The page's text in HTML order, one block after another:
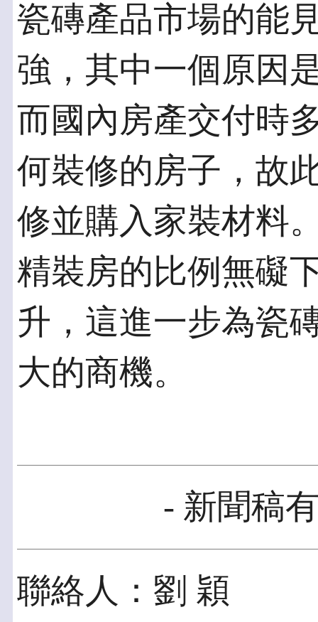
瓷磚產品市場的能
強，其中一個原因
而國內房產交付時
何裝修的房子，故
修並購入家裝材料
精裝房的比例無礙
升，這進一步為瓷
大的商機。
- 新聞稿
聯絡人：劉 穎